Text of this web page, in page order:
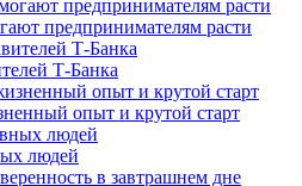
предпринимателям расти
Т-Банка
опыт и крутой старт
людей